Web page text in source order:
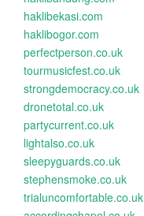
haklibekasi.com
haklibogor.com
perfectperson.co.uk
tourmusicfest.co.uk
strongdemocracy.co.uk
dronetotal.co.uk
partycurrent.co.uk
lightalso.co.uk
sleepyguards.co.uk
stephensmoke.co.uk
trialuncomfortable.co.uk